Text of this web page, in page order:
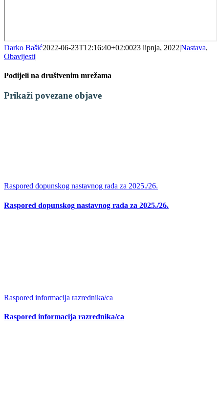
Darko Bašić2022-06-23T12:16:40+02:0023 lipnja, 2022|Nastava,
Obavijesti|
Podijeli na društvenim mrežama
Facebook
X
LinkedIn
WhatsApp
Tumblr
Pinterest
Email:
Prikaži povezane objave
Raspored dopunskog nastavnog rada za 2025./26.
Raspored dopunskog nastavnog rada za 2025./26.
Raspored informacija razrednika/ca
Raspored informacija razrednika/ca